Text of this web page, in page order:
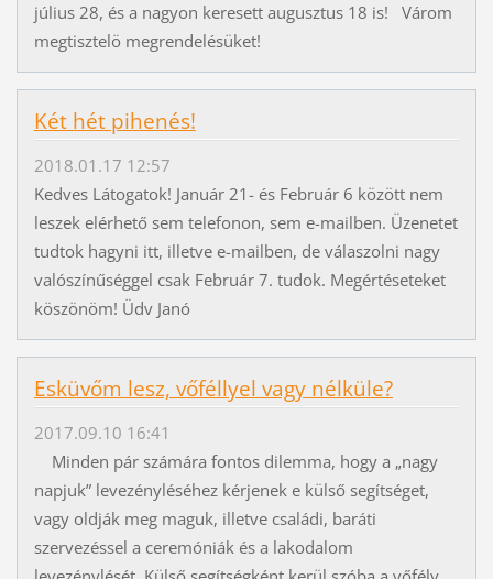
július 28, és a nagyon keresett augusztus 18 is! Várom
megtisztelö megrendelésüket!
Két hét pihenés!
2018.01.17 12:57
Kedves Látogatok! Január 21- és Február 6 között nem
leszek elérhető sem telefonon, sem e-mailben. Üzenetet
tudtok hagyni itt, illetve e-mailben, de válaszolni nagy
valószínűséggel csak Február 7. tudok. Megértéseteket
köszönöm! Üdv Janó
Esküvőm lesz, vőféllyel vagy nélküle?
2017.09.10 16:41
Minden pár számára fontos dilemma, hogy a „nagy
napjuk” levezényléséhez kérjenek e külső segítséget,
vagy oldják meg maguk, illetve családi, baráti
szervezéssel a ceremóniák és a lakodalom